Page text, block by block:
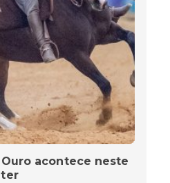
acontece neste